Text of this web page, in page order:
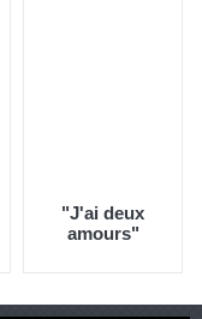
"J'ai deux
amours"